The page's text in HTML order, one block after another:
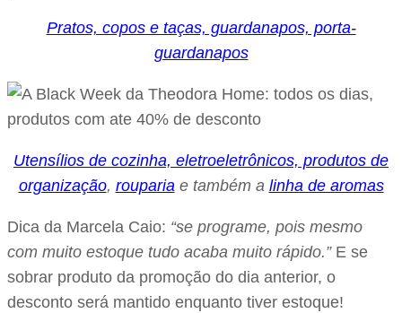
Pratos, copos e taças, guardanapos, porta-
guardanapos
Utensílios de cozinha, eletroeletrônicos, produtos de
organização, roupariae também a linha de aromas
Dica da Marcela Caio: “se programe, pois mesmo
com muito estoque tudo acaba muito rápido.” E se
sobrar produto da promoção do dia anterior, o
desconto será mantido enquanto tiver estoque!